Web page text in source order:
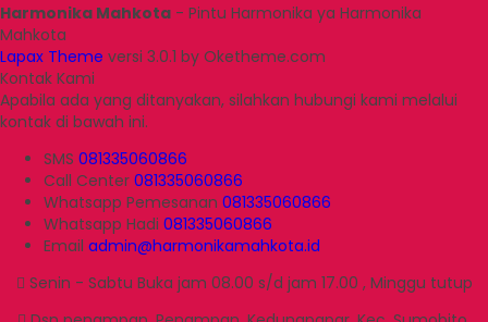
Harmonika Mahkota - Pintu Harmonika ya Harmonika
Mahkota
Lapax Theme versi 3.0.1 by Oketheme.com
Kontak Kami
Apabila ada yang ditanyakan, silahkan hubungi kami melalui
kontak di bawah ini.
SMS 081335060866
Call Center 081335060866
Whatsapp Pemesanan 081335060866
Whatsapp Hadi 081335060866
Email admin@harmonikamahkota.id
Senin - Sabtu Buka jam 08.00 s/d jam 17.00 , Minggu tutup